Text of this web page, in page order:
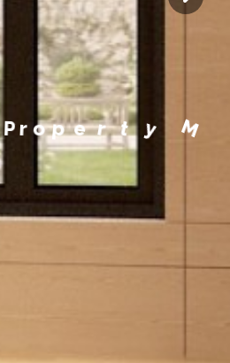
Pro perty M a a